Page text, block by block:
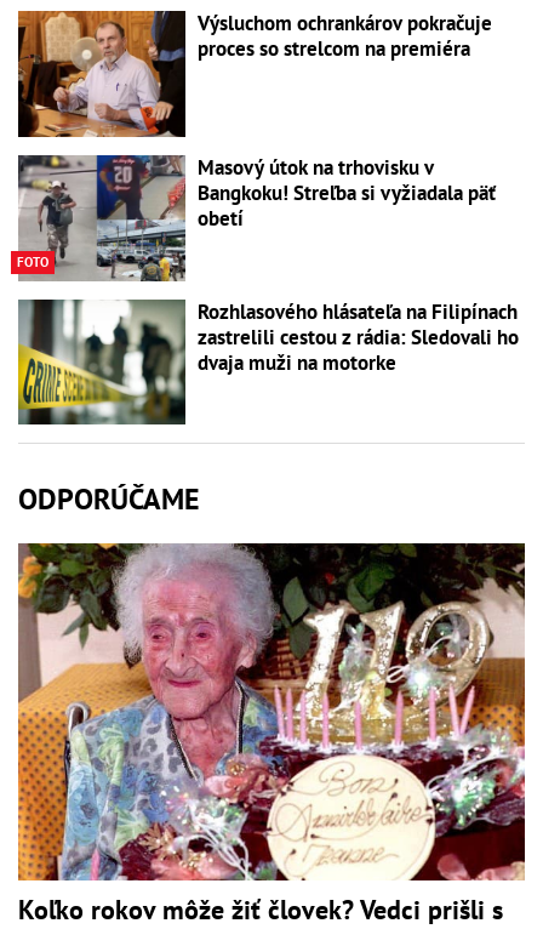
Výsluchom ochrankárov pokračuje
proces so strelcom na premiéra
FOTO
Masový útok na trhovisku v
Bangkoku! Streľba si vyžiadala päť
obetí
Rozhlasového hlásateľa na Filipínach
zastrelili cestou z rádia: Sledovali ho
dvaja muži na motorke
ODPORÚČAME
Koľko rokov môže žiť človek? Vedci prišli s